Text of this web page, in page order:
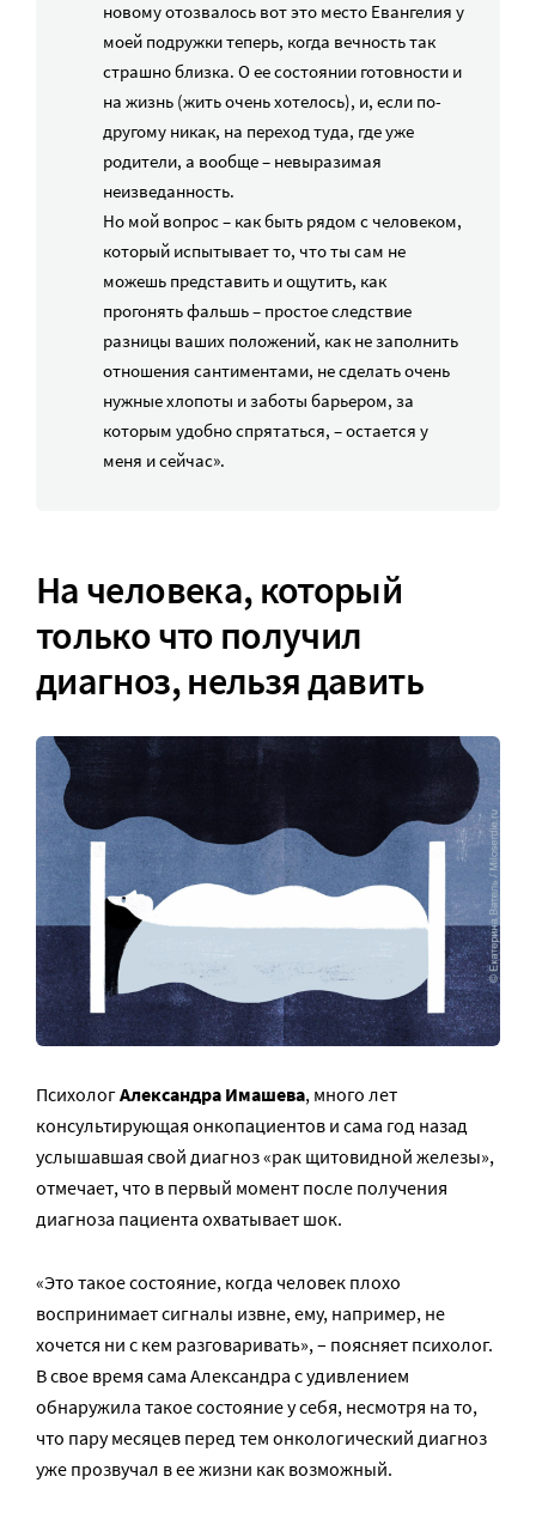
новому отозвалось вот это место Евангелия у
моей подружки теперь, когда вечность так
страшно близка. О ее состоянии готовности и
на жизнь (жить очень хотелось), и, если по-
другому никак, на переход туда, где уже
родители, а вообще – невыразимая
неизведанность.
Но мой вопрос – как быть рядом с человеком,
который испытывает то, что ты сам не
можешь представить и ощутить, как
прогонять фальшь – простое следствие
разницы ваших положений, как не заполнить
отношения сантиментами, не сделать очень
нужные хлопоты и заботы барьером, за
которым удобно спрятаться, – остается у
меня и сейчас».
На человека, который
только что получил
диагноз, нельзя давить
ПсихологАлександра Имашева, много лет
консультирующая онкопациентов и сама год назад
услышавшая свой диагноз «рак щитовидной железы»,
отмечает, что в первый момент после получения
диагноза пациента охватывает шок.
«Это такое состояние, когда человек плохо
воспринимает сигналы извне, ему, например, не
хочется ни с кем разговаривать», – поясняет психолог.
В свое время сама Александра с удивлением
обнаружила такое состояние у себя, несмотря на то,
что пару месяцев перед тем онкологический диагноз
уже прозвучал в ее жизни как возможный.